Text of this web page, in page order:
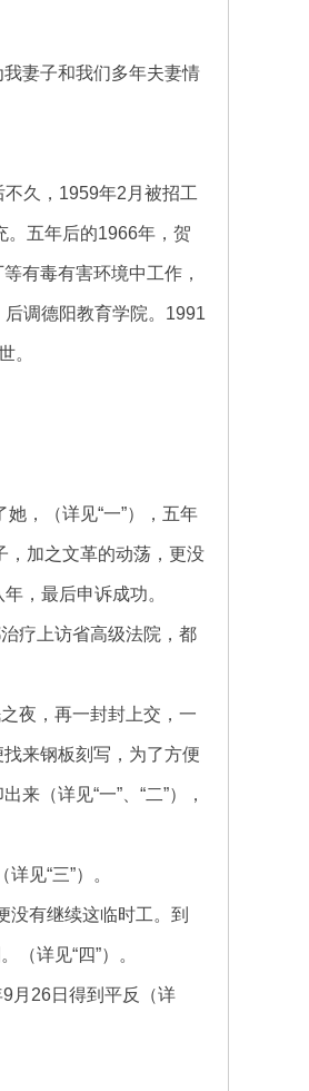
妻子和我们多年夫妻情
久，1959年2月被招工
。五年后的1966年，贺
有毒有害环境中工作，
调德阳教育学院。1991
。
，（详见“一”），五年
，加之文革的动荡，更没
，最后申诉成功。
疗上访省高级法院，都
夜，再一封封上交，一
来钢板刻写，为了方便
（详见“一”、“二”），
见“三”）。
没有继续这临时工。到
详见“四”）。
月26日得到平反（详